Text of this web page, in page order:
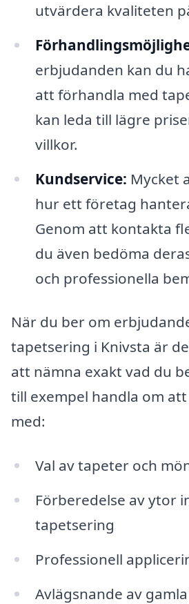
utvärdera kvaliteten
erbjudanden kan du
att förhandla med
kan leda till lägre
villkor.
Kundservice: Mycket
hur ett företag
Genom att kontakta
du även bedöma
och professionella
När du ber om
tapetsering i Knivsta är
att nämna exakt vad du
till exempel handla om
med:
Val av tapeter och
Förberedelse av ytor
tapetsering
Professionell
Avlägsnande av